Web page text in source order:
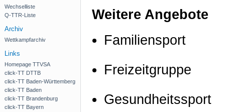
Wechselliste
Q-TTR-Liste
Archiv
Wettkampfarchiv
Links
Homepage TTVSA
click-TT DTTB
click-TT Baden-Württemberg
click-TT Baden
click-TT Brandenburg
click-TT Bayern
Weitere Angebote
Familiensport
Freizeitgruppe
Gesundheitssport